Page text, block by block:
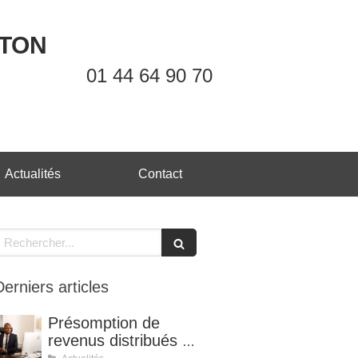
01 44 64 90 70
Actualités Contact
Rechercher
articles
Présomption de
revenus distribués et